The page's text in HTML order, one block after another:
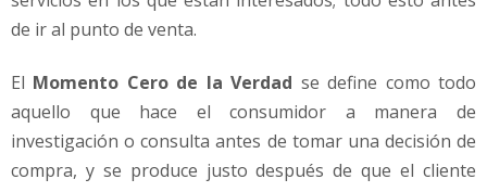
i
n
o
d
de ir al punto de venta.
El Momento Cero de la Verdad se define como todo
aquello que hace el consumidor a manera de
investigación o consulta antes de tomar una decisión de
compra, y se produce justo después de que el cliente